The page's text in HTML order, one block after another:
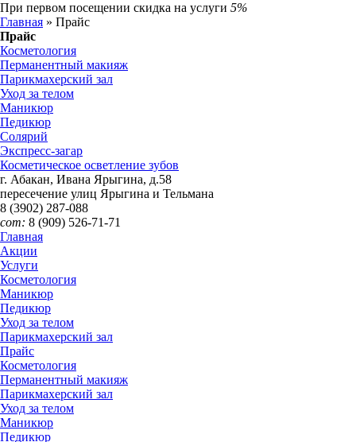
При первом посещении скидка на услуги 5%
Главная » Прайс
Прайс
Косметология
Перманентный макияж
Парикмахерский зал
Уход за телом
Маникюр
Педикюр
Солярий
Экспресс-загар
Косметическое осветление зубов
г. Абакан, Ивана Ярыгина, д.58
пересечение улиц Ярыгина и Тельмана
8 (3902) 287-088
сот: 8 (909) 526-71-71
Главная
Акции
Услуги
Косметология
Маникюр
Педикюр
Уход за телом
Парикмахерский зал
Прайс
Косметология
Перманентный макияж
Парикмахерский зал
Уход за телом
Маникюр
Педикюр